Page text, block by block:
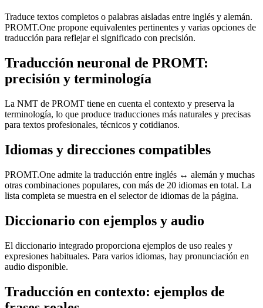
Traduce textos completos o palabras aisladas entre inglés y alemán.
PROMT.One propone equivalentes pertinentes y varias opciones de
traducción para reflejar el significado con precisión.
Traducción neuronal de PROMT:
precisión y terminología
La NMT de PROMT tiene en cuenta el contexto y preserva la
terminología, lo que produce traducciones más naturales y precisas
para textos profesionales, técnicos y cotidianos.
Idiomas y direcciones compatibles
PROMT.One admite la traducción entre inglés ↔ alemán y muchas
otras combinaciones populares, con más de 20 idiomas en total. La
lista completa se muestra en el selector de idiomas de la página.
Diccionario con ejemplos y audio
El diccionario integrado proporciona ejemplos de uso reales y
expresiones habituales. Para varios idiomas, hay pronunciación en
audio disponible.
Traducción en contexto: ejemplos de